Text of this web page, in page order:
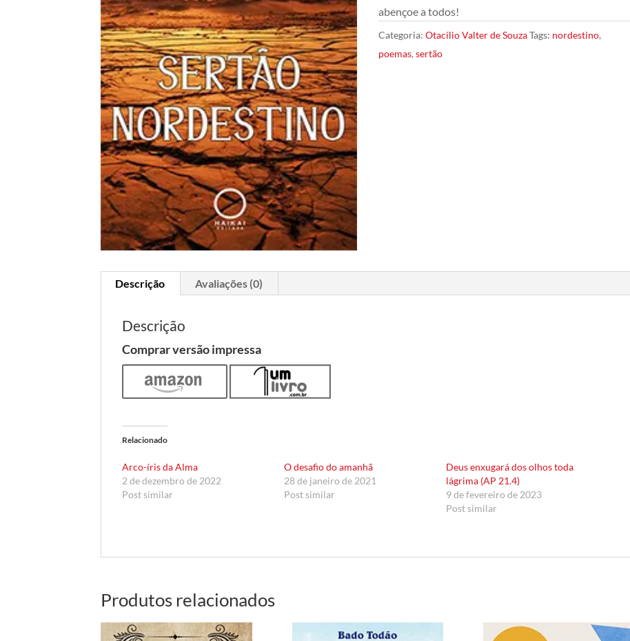
abençoe a todos!
Categoria: Otacílio Valter de SouzaTags: nordestino,
poemas, sertão
Descrição Avaliações (0)
Descrição
Comprar versão impressa
Relacionado
Arco-íris da Alma
2 de dezembro de 2022
Post similar
O desafio do amanhã
28 de janeiro de 2021
Post similar
Deus enxugará dos olhos toda
lágrima (AP 21.4)
9 de fevereiro de 2023
Post similar
Produtos relacionados